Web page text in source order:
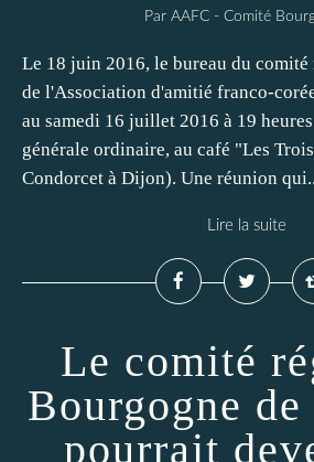
Par AAFC - Comité
Le 18 juin 2016, le bureau du
de l'Association d'amitié franco-
au samedi 16 juillet 2016 à 19
générale ordinaire, au café "Les
Condorcet à Dijon). Une réunion
Lire la suite
Le comité
Bourgogne
pourrait